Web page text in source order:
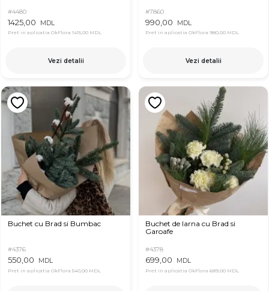
#4480
1425,00 MDL
Pret in aplicatia OkFlora 1415,00 MDL
Vezi detalii
#7860
990,00 MDL
Pret in aplicatia OkFlora 980,00 MDL
Vezi detalii
Buchet cu Brad si Bumbac
#4376
550,00 MDL
Pret in aplicatia OkFlora 540,00 MDL
Buchet de Iarna cu Brad si
Garoafe
#4378
699,00 MDL
Pret in aplicatia OkFlora 689,00 MDL